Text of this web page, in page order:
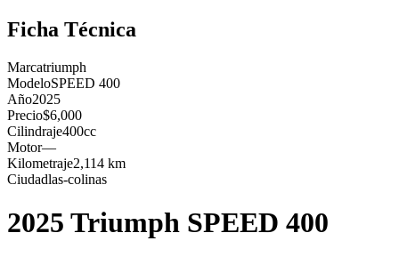
Ficha Técnica
Marcatriumph
ModeloSPEED 400
Año2025
Precio$6,000
Cilindraje400cc
Motor—
Kilometraje2,114 km
Ciudadlas-colinas
2025 Triumph SPEED 400